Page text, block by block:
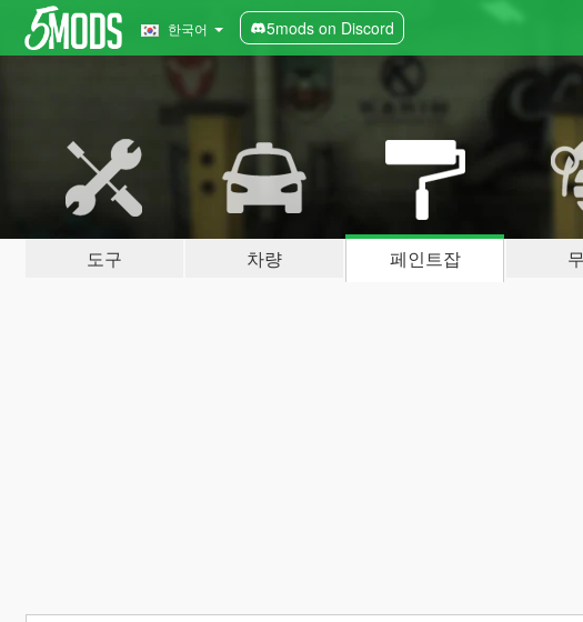
한국어 5mods on Discord
도구 차량 페인트잡